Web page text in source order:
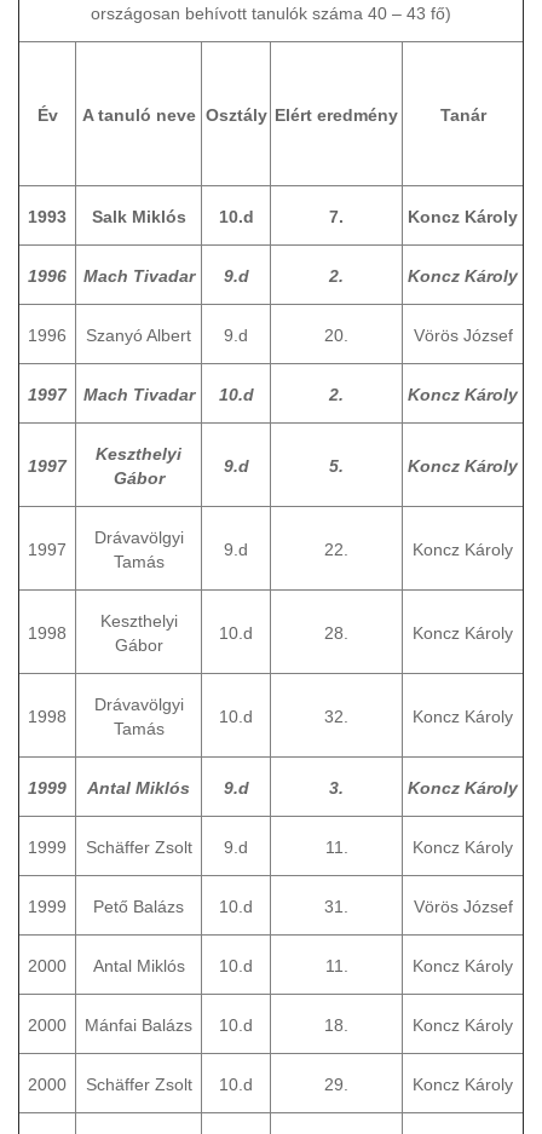
országosan behívott tanulók száma 40 ­– 43 fő)
Év A tanuló neve Osztály Elért eredmény Tanár
1993 Salk Miklós 10.d 7. Koncz Károly
1996 Mach Tivadar 9.d 2. Koncz Károly
1996 Szanyó Albert 9.d 20. Vörös József
1997 Mach Tivadar 10.d 2. Koncz Károly
1997
Keszthelyi
Gábor
9.d 5. Koncz Károly
1997
Drávavölgyi
Tamás
9.d 22. Koncz Károly
1998
Keszthelyi
Gábor
10.d 28. Koncz Károly
1998
Drávavölgyi
Tamás
10.d 32. Koncz Károly
1999 Antal Miklós 9.d 3. Koncz Károly
1999 Schäffer Zsolt 9.d 11. Koncz Károly
1999 Pető Balázs 10.d 31. Vörös József
2000 Antal Miklós 10.d 11. Koncz Károly
2000 Mánfai Balázs 10.d 18. Koncz Károly
2000 Schäffer Zsolt 10.d 29. Koncz Károly